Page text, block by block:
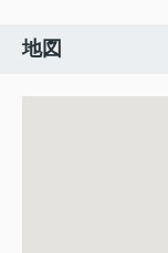
地図